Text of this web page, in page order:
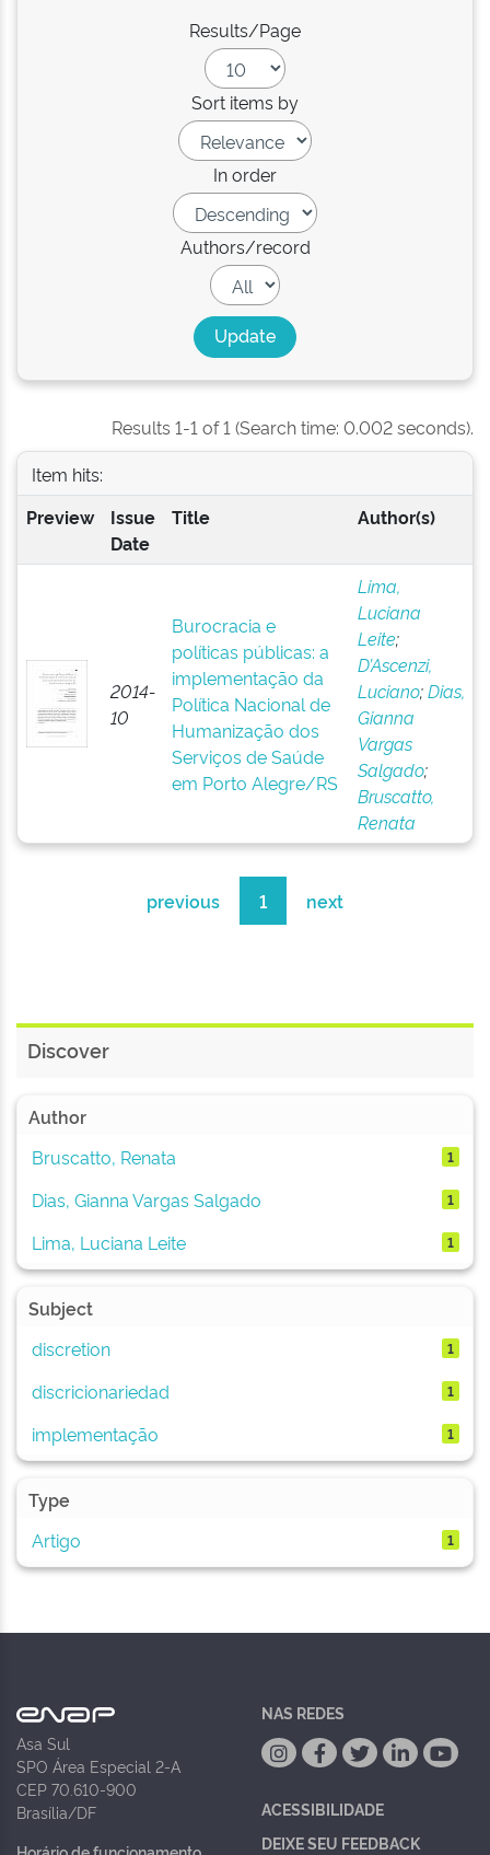
Results/Page
Sort items by
In order
Authors/record
Results 1-1 of 1 (Search time: 0.002 seconds).
Item hits:
Preview
Issue
Date
Title Author(s)
2014-
10
Burocracia e
políticas públicas: a
implementação da
Política Nacional de
Humanização dos
Serviços de Saúde
em Porto Alegre/RS
Lima,
Luciana
Leite;
D’Ascenzi,
Luciano;Dias,
Gianna
Vargas
Salgado;
Bruscatto,
Renata
previous 1 next
Discover
Author
Bruscatto, Renata
1
Dias, Gianna Vargas Salgado 1
Lima, Luciana Leite 1
Subject
discretion
1
discricionariedad 1
implementação 1
Type
Artigo
1
Asa Sul
SPO Área Especial 2-A
CEP 70.610-900
Brasília/DF
NAS REDES
ACESSIBILIDADE
DEIXE SEU FEEDBACK